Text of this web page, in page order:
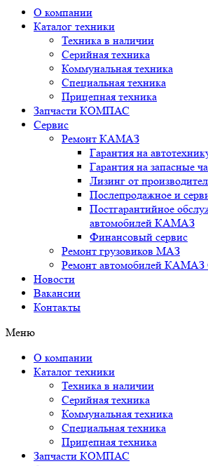
О компании
Каталог техники
Техника в наличии
Серийная техника
Коммунальная техника
Специальная техника
Прицепная техника
Запчасти КОМПАС
Сервис
Ремонт КАМАЗ
Гарантия на
Гарантия на запасные
Лизинг от
Послепродажное и
Постгарантийное
автомобилей КАМАЗ
Финансовый сервис
Ремонт грузовиков МАЗ
Ремонт автомобилей КАМАЗ
Новости
Вакансии
Контакты
Меню
О компании
Каталог техники
Техника в наличии
Серийная техника
Коммунальная техника
Специальная техника
Прицепная техника
Запчасти КОМПАС